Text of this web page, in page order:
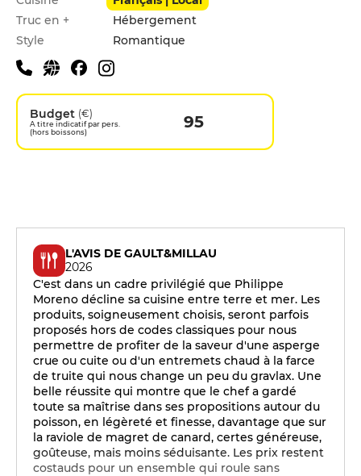
Truc en +
Hébergement
Style
Romantique
Budget (€)
A titre indicatif par pers.
(hors boissons)
95
L'AVIS DE GAULT&MILLAU
2026
C'est dans un cadre privilégié que Philippe
Moreno décline sa cuisine entre terre et mer. Les
produits, soigneusement choisis, seront parfois
proposés hors de codes classiques pour nous
permettre de profiter de la saveur d'une asperge
crue ou cuite ou d'un entremets chaud à la farce
de truite qui nous change un peu du gravlax. Une
belle réussite qui montre que le chef a gardé
toute sa maîtrise dans ses propositions autour du
poisson, en légèreté et finesse, davantage que sur
la raviole de magret de canard, certes généreuse,
goûteuse, mais moins séduisante. Les prix restent
costauds pour un ensemble qui roule sans